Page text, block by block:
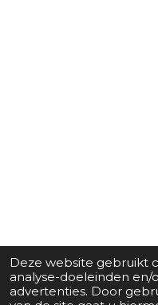
Deze website gebruikt
analyse-doeleinden en/
advertenties. Door